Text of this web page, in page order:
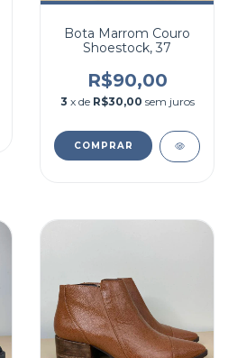
Bota Marrom Couro
Shoestock, 37
R$90,00
3 x de R$30,00 sem juros
COMPRAR